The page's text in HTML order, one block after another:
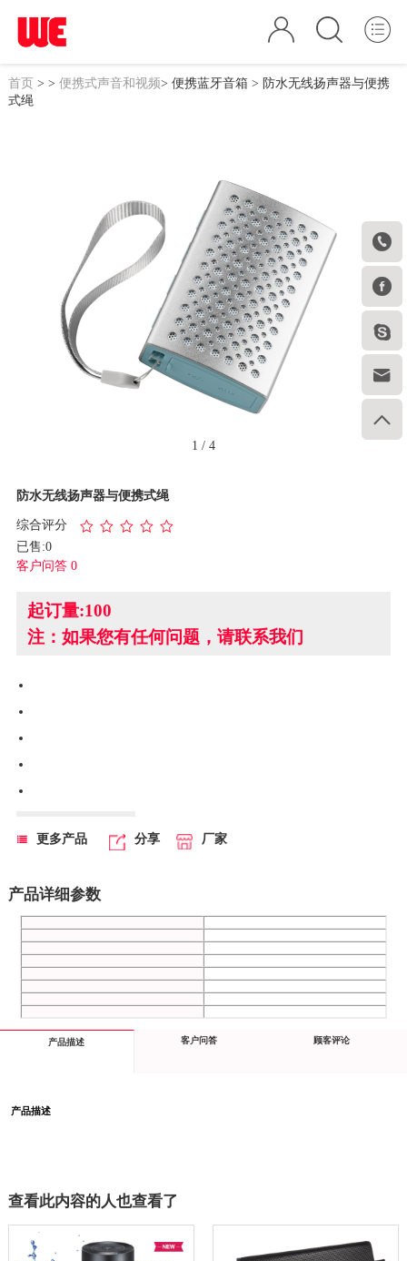





首页> > 便携式声音和视频> 便携蓝牙音箱> 防水无线扬声器与便携
式绳
1 / 4
防水无线扬声器与便携式绳
综合评分
已售:0
客户问答 0
起订量:100
注：如果您有任何问题，请联系我们
更多产品 分享 厂家
产品详细参数
产品描述 客户问答 顾客评论
产品描述
查看此内容的人也查看了